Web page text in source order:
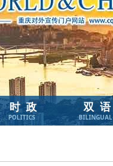
时政
POLITICS
双语
BILINGUAL